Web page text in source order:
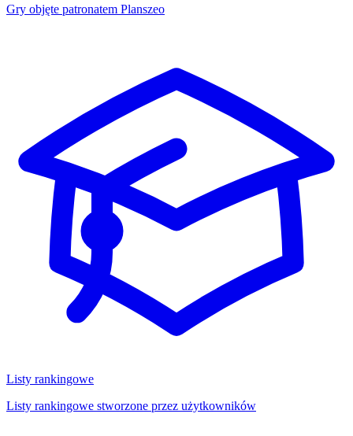
Gry objęte patronatem Planszeo
Listy rankingowe
Listy rankingowe stworzone przez użytkowników